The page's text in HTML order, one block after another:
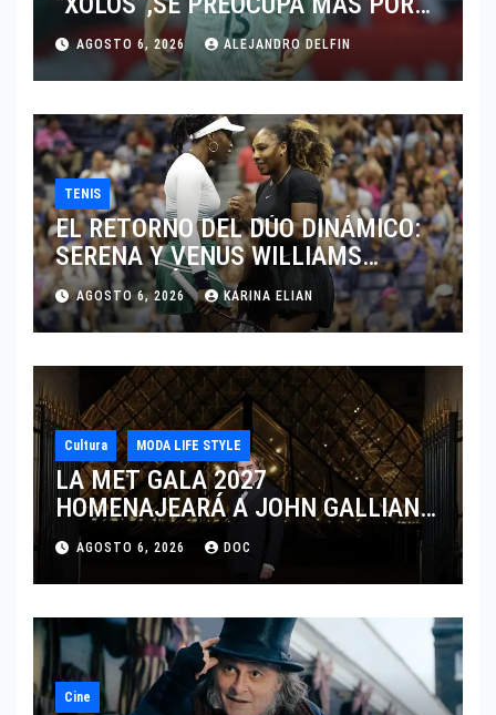
JUGAR EN SU EQUIPO.
AGOSTO 6, 2026 ALEJANDRO DELFIN
TENIS
EL RETORNO DEL DÚO DINÁMICO:
SERENA Y VENUS WILLIAMS
DISPUTARÁN LOS DOBLES EN
CINCINNATI 2026
AGOSTO 6, 2026 KARINA ELIAN
Cultura MODA LIFE STYLE
LA MET GALA 2027
HOMENAJEARÁ A JOHN GALLIANO
MARCANDO EL REGRESO DEL REY
DEL DRAMATISMO
AGOSTO 6, 2026 DOC
Cine